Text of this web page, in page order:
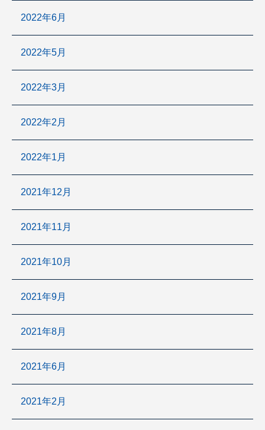
2022年6月
2022年5月
2022年3月
2022年2月
2022年1月
2021年12月
2021年11月
2021年10月
2021年9月
2021年8月
2021年6月
2021年2月